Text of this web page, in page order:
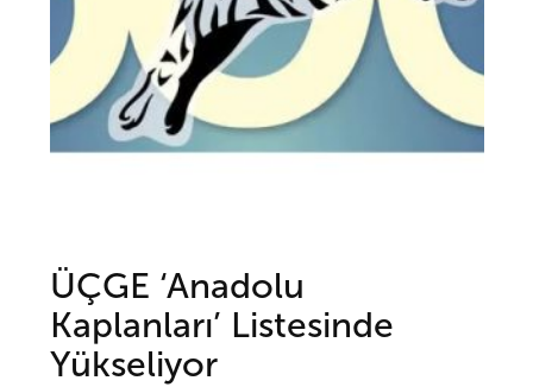
ÜÇGE ‘Anadolu
Kaplanları’ Listesinde
Yükseliyor